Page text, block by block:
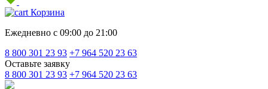
Корзина
Ежедневно с 09:00 до 21:00
8 800 301 23 93 +7 964 520 23 63
Оставьте заявку
8 800 301 23 93 +7 964 520 23 63